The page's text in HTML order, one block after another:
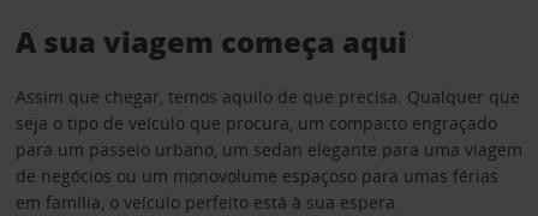
A sua viagem começa aqui
Assim que chegar, temos aquilo de que precisa. Qualquer que
seja o tipo de veículo que procura, um compacto engraçado
para um passeio urbano, um sedan elegante para uma viagem
de negócios ou um monovolume espaçoso para umas férias
em família, o veículo perfeito está à sua espera.